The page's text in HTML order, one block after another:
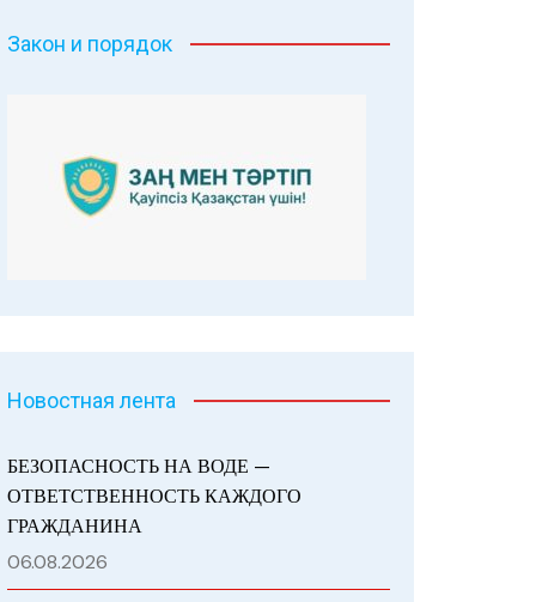
Закон и порядок
Новостная лента
БЕЗОПАСНОСТЬ НА ВОДЕ —
ОТВЕТСТВЕННОСТЬ КАЖДОГО
ГРАЖДАНИНА
06.08.2026